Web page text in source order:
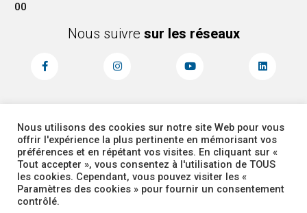
00
Nous suivre sur les réseaux
MENTIONS LÉGALES
PLAN DU SITE
ACCESSIBILITÉ
ADMINISTRATEUR
COOKIES
Nous utilisons des cookies sur notre site Web pour vous
offrir l'expérience la plus pertinente en mémorisant vos
préférences et en répétant vos visites. En cliquant sur «
Tout accepter », vous consentez à l'utilisation de TOUS
les cookies. Cependant, vous pouvez visiter les «
Paramètres des cookies » pour fournir un consentement
contrôlé.